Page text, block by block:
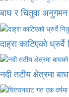
बाघ र चितुवा अनुगमन
दाह्रा काटिएको
नदी तटीय क्षेत्रमा